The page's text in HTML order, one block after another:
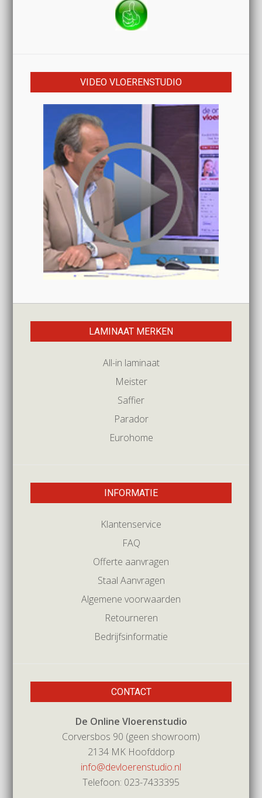
VIDEO VLOERENSTUDIO
LAMINAAT MERKEN
All-in laminaat
Meister
Saffier
Parador
Eurohome
INFORMATIE
Klantenservice
FAQ
Offerte aanvragen
Staal Aanvragen
Algemene voorwaarden
Retourneren
Bedrijfsinformatie
CONTACT
De Online Vloerenstudio
Corversbos 90 (geen showroom)
2134 MK Hoofddorp
info@devloerenstudio.nl
Telefoon: 023-7433395